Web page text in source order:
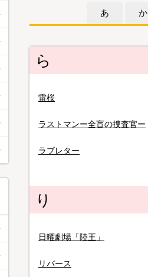
あ か
ら
雷桜
ラストマンー全盲の捜査官ー
ラブレター
り
日曜劇場「陸王」
リバース